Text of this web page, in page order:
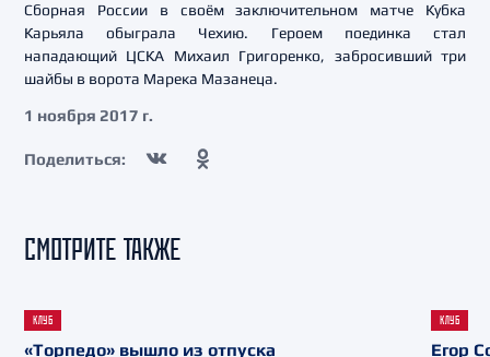
Сборная России в своём заключительном матче Кубка
Карьяла обыграла Чехию. Героем поединка стал
нападающий ЦСКА Михаил Григоренко, забросивший три
шайбы в ворота Марека Мазанеца.
1 ноября 2017 г.
Поделиться:
СМОТРИТЕ ТАКЖЕ
КЛУБ
«Торпедо» вышло из отпуска
КЛУБ
Егор